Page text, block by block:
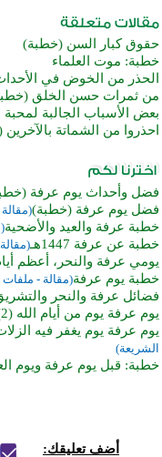
حقوق كبار السن (خطبة)
خطبة: موت العلماء
الحذر من الخوض في
من ثمرات حسن الخلق
بعض الأسباب الجالبة لمحبة
احذروا من الشماتة
فضل وأحداث يوم عرفة
فضل يوم عرفة (خطبة)
خطبة عرفة والعيد والأضحية
خطبة عن عرفة 1447هـ
يومي عرفة والنحر، أعظم
خطبة يوم عرفة(مقالة -
فضائل عرفة والنحر
يوم عرفة يوم من أيام الله (2) (خطبة)
يوم عرفة يوم يغفر فيه
الشريعة)
خطبة: قبل يوم عرفة ويوم
أضف تعليقك: